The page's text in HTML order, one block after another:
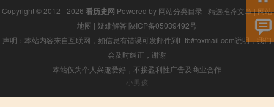
Copyright © 2012 - 2026 看历史网 Powered by 网站分类目录 | 精选推荐文章|网站
地图 | 疑难解答 陕ICP备05039492号
声明：本站内容来自互联网，如信息有错误可发邮件到f_fb#foxmail.com说明，我们
会及时纠正，谢谢
本站仅为个人兴趣爱好，不接盈利性广告及商业合作
小男孩